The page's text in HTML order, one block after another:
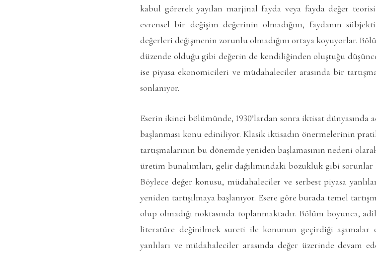
kabul görerek yayılan marjinal fayda veya fayda değer
evrensel bir değişim değerinin olmadığını, faydanın
değerleri değişmenin zorunlu olmadığını ortaya koyuyorlar.
düzende olduğu gibi değerin de kendiliğinden oluştuğu
ise piyasa ekonomicileri ve müdahaleciler arasında bir
sonlanıyor.
Eserin ikinci bölümünde, 1930’lardan sonra iktisat dünyasında
başlanması konu ediniliyor. Klasik iktisadın önermelerinin
tartışmalarının bu dönemde yeniden başlamasının nedeni
üretim bunalımları, gelir dağılımındaki bozukluk gibi
Böylece değer konusu, müdahaleciler ve serbest piyasa
yeniden tartışılmaya başlanıyor. Esere göre burada temel
olup olmadığı noktasında toplanmaktadır. Bölüm boyunca,
literatüre değinilmek sureti ile konunun geçirdiği aşamalar
yanlıları ve müdahaleciler arasında değer üzerinde devam